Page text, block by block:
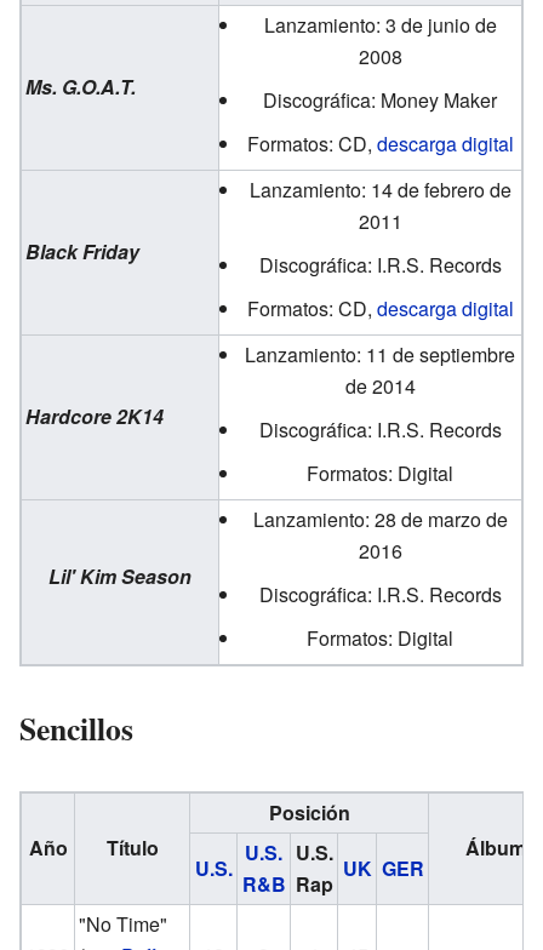
Ms. G.O.A.T.
Lanzamiento: 3 de junio de
2008
Discográfica: Money Maker
Formatos: CD, descarga digital
Black Friday
Lanzamiento: 14 de febrero de
2011
Discográfica: I.R.S. Records
Formatos: CD, descarga digital
Hardcore 2K14
Lanzamiento: 11 de septiembre
de 2014
Discográfica: I.R.S. Records
Formatos: Digital
Lil' Kim Season
Lanzamiento: 28 de marzo de
2016
Discográfica: I.R.S. Records
Formatos: Digital
Sencillos
Año Título
Posición
Álbum
U.S.
U.S.
R&B
U.S.
Rap
UK GER
"No Time"